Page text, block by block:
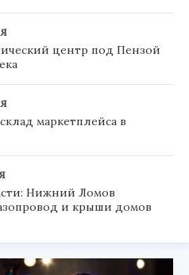
центр под Пензой
маркетплейса в
Нижний Ломов
и крыши домов